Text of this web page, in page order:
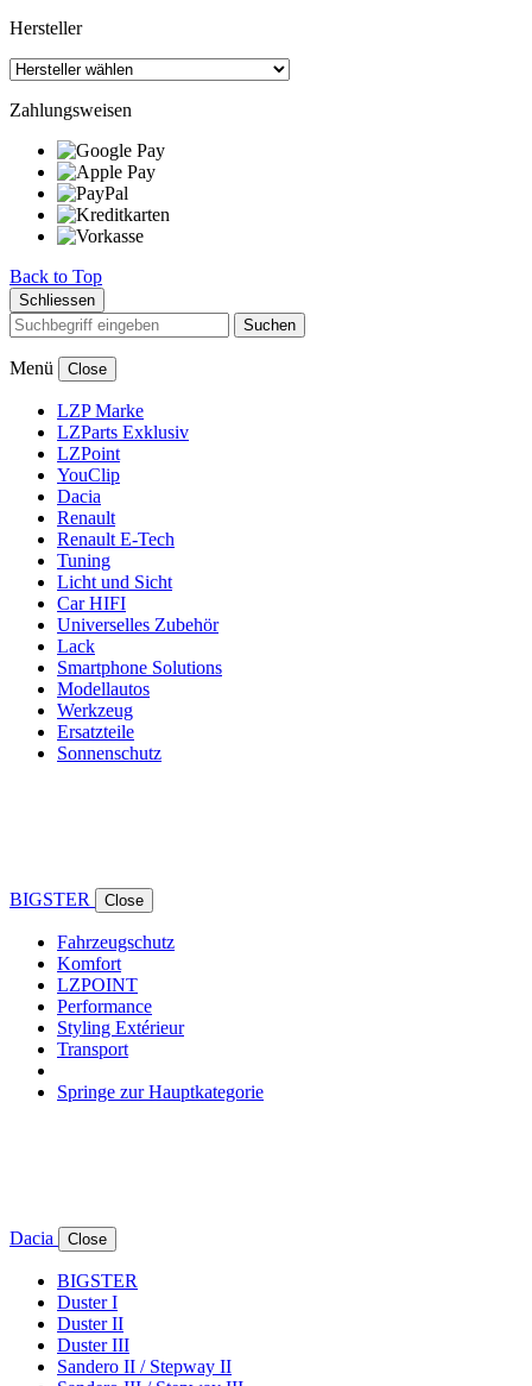
Hersteller
Zahlungsweisen
Back to Top
Schliessen
Suchen
Menü Close
LZP Marke
LZParts Exklusiv
LZPoint
YouClip
Dacia
Renault
Renault E-Tech
Tuning
Licht und Sicht
Car HIFI
Universelles Zubehör
Lack
Smartphone Solutions
Modellautos
Werkzeug
Ersatzteile
Sonnenschutz
BIGSTER Close
Fahrzeugschutz
Komfort
LZPOINT
Performance
Styling Extérieur
Transport
Springe zur Hauptkategorie
Dacia Close
BIGSTER
Duster I
Duster II
Duster III
Sandero II / Stepway II